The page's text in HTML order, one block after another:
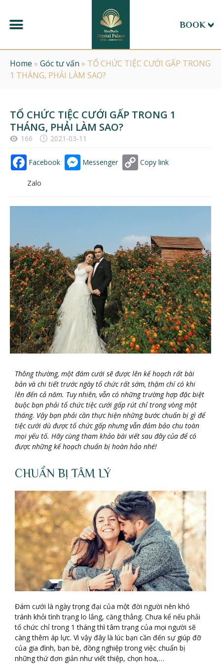
BOOK
Home » Góc tư vấn » TỔ CHỨC TIỆC CƯỚI GẤP TRONG
1 THÁNG, PHẢI LÀM SAO?
TỔ CHỨC TIỆC CƯỚI GẤP TRONG 1
THÁNG, PHẢI LÀM SAO?
166 2021-03-11
Facebook Messenger Copy link
Zalo
Thông thường, một đám cưới sẽ được lên kế hoạch rất bài
bản và chi tiết trước ngày tổ chức rất sớm, thậm chí có khi
lên đến cả năm. Tuy nhiên, vẫn có những trường hợp đặc biệt
buộc bạn phải tổ chức tiệc cưới gấp rút chỉ trong vòng một
tháng. Vậy bạn phải cần thực hiện những bước chuẩn bị gì để
tiệc cưới dù được tổ chức gấp nhưng vẫn đảm bảo chu toàn
mọi yếu tố. Hãy cùng tham khảo bài viết sau đây của để có
được những kế hoạch chuẩn bị hoàn hảo nhé!
CHUẨN BỊ TÂM LÝ
Đám cưới là ngày trọng đại của một đời người nên khó
tránh khỏi tình trạng lo lắng, căng thẳng. Chưa kể nếu phải
tổ chức chỉ trong 1 tháng thì tâm trạng của mọi người sẽ
càng thêm áp lực. Vì vậy đây là lúc bạn cần đến sự giúp đỡ
của gia đình, bạn bè, đồng nghiệp trong việc chuẩn bị
những thứ đơn giản như viết thiệp, chọn hoa,…